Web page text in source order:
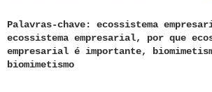
Palavras-chave: ecossistema
ecossistema empresarial, por que
empresarial é importante,
biomimetismo